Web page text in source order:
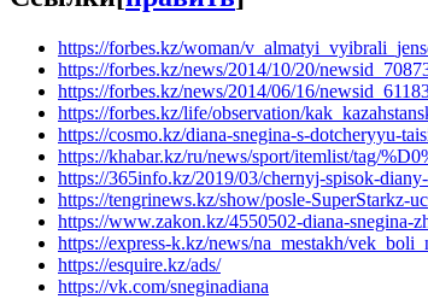
https://forbes.kz/woman/
https://forbes.kz/news/2014/10/20/
https://forbes.kz/news/2014/06/16/
https://forbes.kz/life/observation/
https://cosmo.kz/diana-snegina-s-dotcheryyu-
https://khabar.kz/ru/news/sport/itemlist/tag/
https://365info.kz/2019/03/chernyj-spisok-
https://tengrinews.kz/show/posle-SuperStarkz-
https://www.zakon.kz/4550502-diana-snegina-
https://express-k.kz/news/na_mestakh/
https://esquire.kz/ads/
https://vk.com/sneginadiana